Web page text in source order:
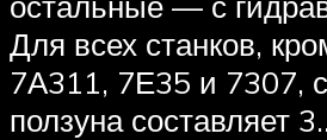
Для всех станков,
7А311, 7Е35 и 7307,
ползуна составляет